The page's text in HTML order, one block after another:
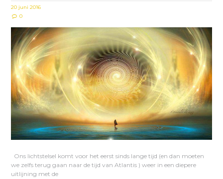
20 juni 2016
0
Ons lichtstelsel komt voor het eerst sinds lange tijd (en dan moeten
we zelfs terug gaan naar de tijd van Atlantis ) weer in een diepere
uitlijning met de